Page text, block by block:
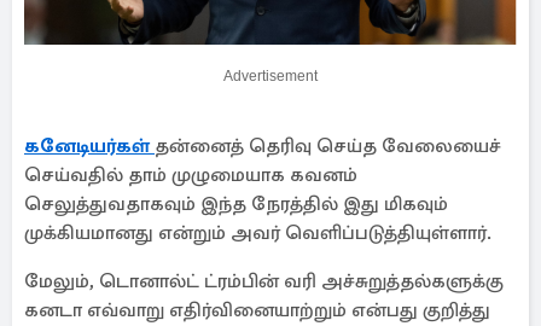
Advertisement
கனேடியர்கள் தன்னைத் தெரிவு செய்த வேலையைச்
செய்வதில் தாம் முழுமையாக கவனம்
செலுத்துவதாகவும் இந்த நேரத்தில் இது மிகவும்
முக்கியமானது என்றும் அவர் வெளிப்படுத்தியுள்ளார்.
மேலும், டொனால்ட் ட்ரம்பின் வரி அச்சுறுத்தல்களுக்கு
கனடா எவ்வாறு எதிர்வினையாற்றும் என்பது குறித்து